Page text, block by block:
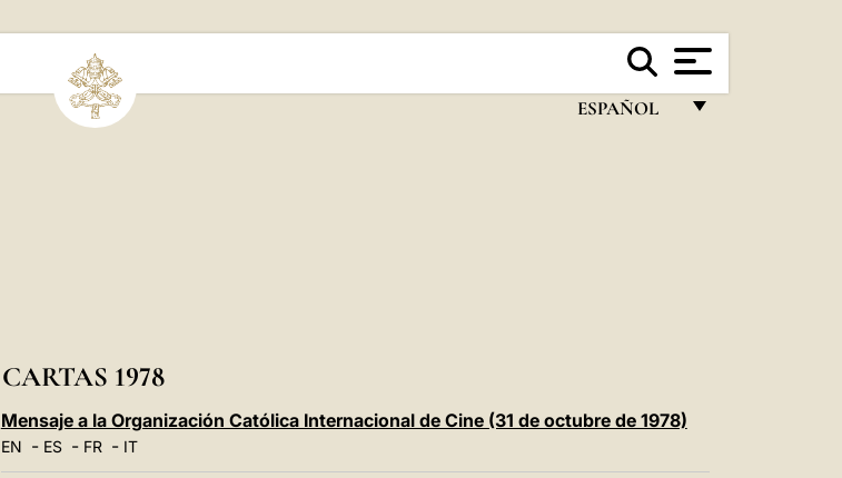
ESPAÑOL
POLSKI
CARTAS 1978
Mensaje a la Organización Católica Internacional de Cine (31 de octubre de 1978)
EN - ES- FR- IT